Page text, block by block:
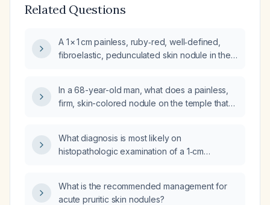
Related Questions
A 1 × 1 cm painless, ruby‑red, well‑defined,
fibroelastic, pedunculated skin nodule in the
diagnostic hypothesis?
In a 68-year-old man, what does a painless,
firm, skin-colored nodule on the temple that
What diagnosis is most likely on
histopathologic examination of a 1‑cm
78‑year‑old woman with a three‑week history
What is the recommended management for
acute pruritic skin nodules?